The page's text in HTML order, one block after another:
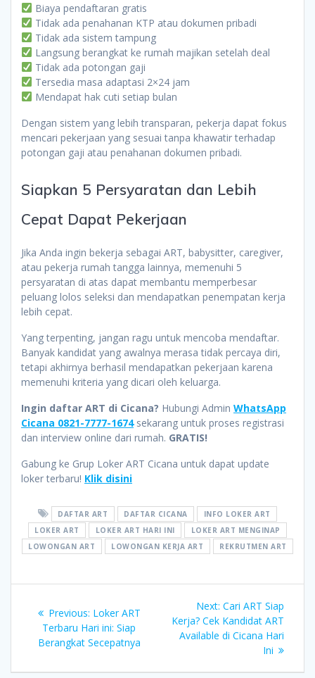
Biaya pendaftaran gratis
Tidak ada penahanan KTP atau dokumen pribadi
Tidak ada sistem tampung
Langsung berangkat ke rumah majikan setelah deal
Tidak ada potongan gaji
Tersedia masa adaptasi 2×24 jam
Mendapat hak cuti setiap bulan
Dengan sistem yang lebih transparan, pekerja dapat fokus
mencari pekerjaan yang sesuai tanpa khawatir terhadap
potongan gaji atau penahanan dokumen pribadi.
Siapkan 5 Persyaratan dan Lebih
Cepat Dapat Pekerjaan
Jika Anda ingin bekerja sebagai ART, babysitter, caregiver,
atau pekerja rumah tangga lainnya, memenuhi 5
persyaratan di atas dapat membantu memperbesar
peluang lolos seleksi dan mendapatkan penempatan kerja
lebih cepat.
Yang terpenting, jangan ragu untuk mencoba mendaftar.
Banyak kandidat yang awalnya merasa tidak percaya diri,
tetapi akhirnya berhasil mendapatkan pekerjaan karena
memenuhi kriteria yang dicari oleh keluarga.
Ingin daftar ART di Cicana? Hubungi Admin WhatsApp
Cicana 0821-7777-1674sekarang untuk proses registrasi
dan interview online dari rumah. GRATIS!
Gabung ke Grup Loker ART Cicana untuk dapat update
loker terbaru! Klik disini
DAFTAR ART DAFTAR CICANA
INFO LOKER ART
LOKER ART
LOKER ART HARI INI
LOKER ART MENGINAP
LOWONGAN ART
LOWONGAN KERJA ART REKRUTMEN ART
navigation
Previous: Previous
post:
Loker ART
Terbaru Hari ini: Siap
Berangkat Secepatnya
Next: Next
post:
Cari ART Siap
Kerja? Cek Kandidat ART
Available di Cicana Hari
Ini